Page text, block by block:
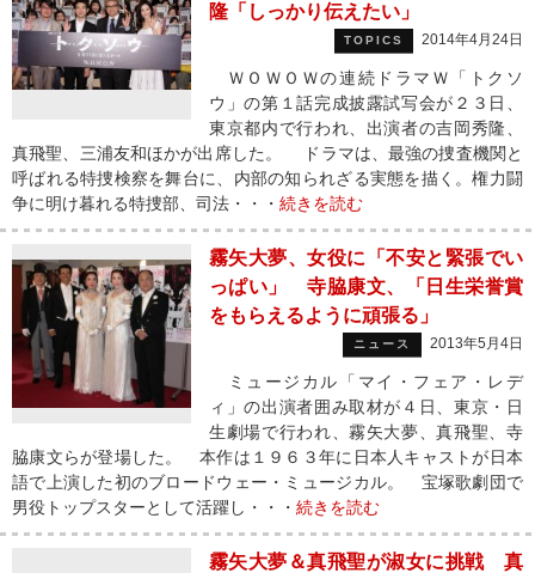
隆「しっかり伝えたい」
TOPICS 2014年4月24日
ＷＯＷＯＷの連続ドラマＷ「トクソ
ウ」の第１話完成披露試写会が２３日、
東京都内で行われ、出演者の吉岡秀隆、
真飛聖、三浦友和ほかが出席した。 ドラマは、最強の捜査機関と
呼ばれる特捜検察を舞台に、内部の知られざる実態を描く。権力闘
争に明け暮れる特捜部、司法・・・ 続きを読む
霧矢大夢、女役に「不安と緊張でい
っぱい」 寺脇康文、「日生栄誉賞
をもらえるように頑張る」
ニュース 2013年5月4日
ミュージカル「マイ・フェア・レデ
ィ」の出演者囲み取材が４日、東京・日
生劇場で行われ、霧矢大夢、真飛聖、寺
脇康文らが登場した。 本作は１９６３年に日本人キャストが日本
語で上演した初のブロードウェー・ミュージカル。 宝塚歌劇団で
男役トップスターとして活躍し・・・ 続きを読む
霧矢大夢＆真飛聖が淑女に挑戦 真